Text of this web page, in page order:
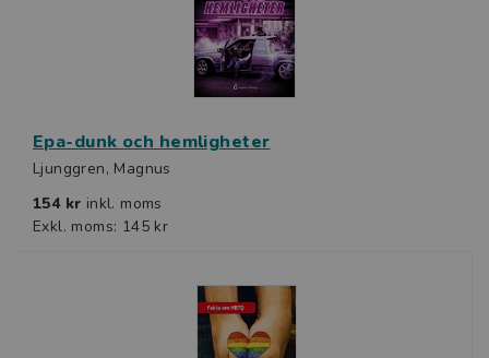
Epa-dunk och hemligheter
Ljunggren, Magnus
154 kr inkl. moms
Exkl. moms: 145 kr